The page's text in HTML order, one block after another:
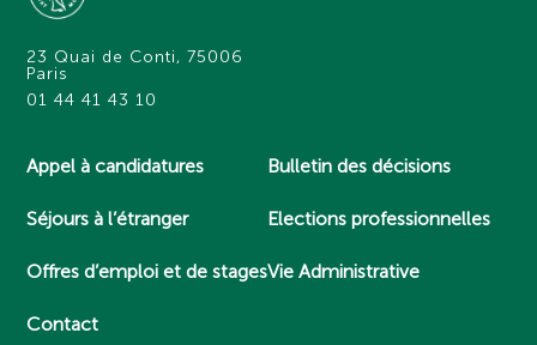
23 Quai de Conti, 75006
Paris
01 44 41 43 10
Appel à candidatures
Séjours à l’étranger
Offres d’emploi et de stages
Contact
Bulletin des décisions
Elections professionnelles
Vie Administrative